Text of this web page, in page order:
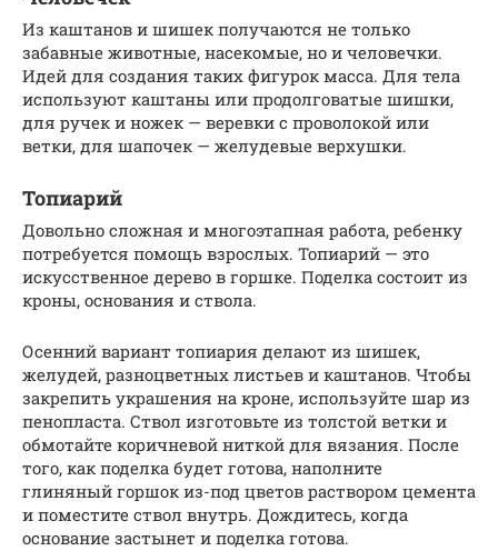
Из каштанов и шишек получаются не только
забавные животные, насекомые, но и человечки.
Идей для создания таких фигурок масса. Для тела
используют каштаны или продолговатые шишки,
для ручек и ножек — веревки с проволокой или
ветки, для шапочек — желудевые верхушки.
Топиарий
Довольно сложная и многоэтапная работа, ребенку
потребуется помощь взрослых. Топиарий — это
искусственное дерево в горшке. Поделка состоит из
кроны, основания и ствола.
Осенний вариант топиария делают из шишек,
желудей, разноцветных листьев и каштанов. Чтобы
закрепить украшения на кроне, используйте шар из
пенопласта. Ствол изготовьте из толстой ветки и
обмотайте коричневой ниткой для вязания. После
того, как поделка будет готова, наполните
глиняный горшок из-под цветов раствором цемента
и поместите ствол внутрь. Дождитесь, когда
основание застынет и поделка готова.